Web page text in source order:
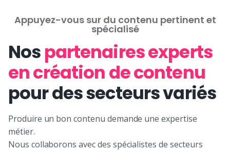
Appuyez-vous sur du contenu pertinent et
spécialisé
Nospartenaires experts
en création de contenu
pour des secteurs variés
Produire un bon contenu demande une expertise
métier.
Nous collaborons avec des spécialistes de secteurs